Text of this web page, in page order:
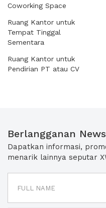
Coworking Space
Ruang Kantor untuk
Tempat Tinggal
Sementara
Ruang Kantor untuk
Pendirian PT atau CV
Berlangganan
Dapatkan informasi,
menarik lainnya seputar